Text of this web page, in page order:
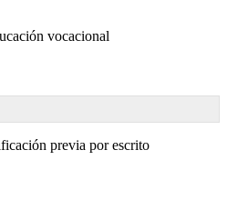
vocacional
previa por escrito